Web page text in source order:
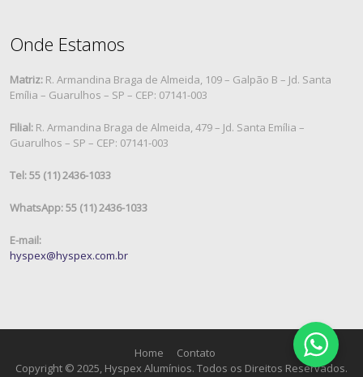
Onde Estamos
Matriz: R. Armandina Braga de Almeida, 109 – Galpão B – Jd. Santa
Emília – Guarulhos – SP – CEP: 07141-003
Filial: R. Armandina Braga de Almeida, 479 – Jd. Santa Emília –
Guarulhos – SP – CEP: 07141-003
Tel: 55 (11) 2436-1033
WhatsApp: 55 (11) 2436-1033
E-mail:
hyspex@hyspex.com.br
Home
Contato
Copyright © 2025, Hyspex Alumínios. Todos os Direitos Reservados.